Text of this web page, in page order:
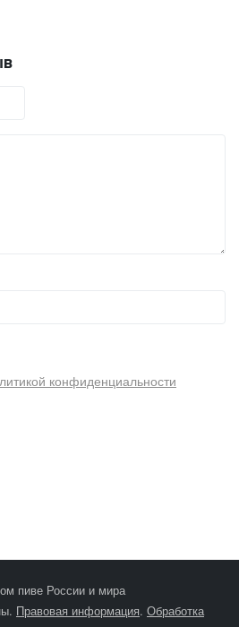
конфиденциальности
пиве России и мира
Правовая информация. Обработка